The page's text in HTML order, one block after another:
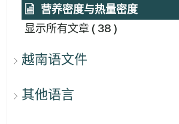
营养密度与热量密度
显示所有文章 ( 38 )
越南语文件
其他语言